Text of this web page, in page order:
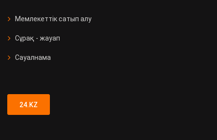
Мемлекеттік сатып алу
Сұрақ - жауап
Сауалнама
24.KZ